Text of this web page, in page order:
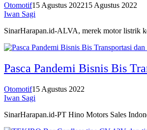
Otomotif15 Agustus 202215 Agustus 2022
Iwan Sagi
SinarHarapan.id-ALVA, merek motor listrik
Pasca Pandemi Bisnis Bis
Otomotif15 Agustus 2022
Iwan Sagi
SinarHarapan.id-PT Hino Motors Sales